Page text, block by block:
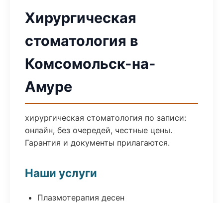
Хирургическая
стоматология в
Комсомольск-на-
Амуре
хирургическая стоматология по записи:
онлайн, без очередей, честные цены.
Гарантия и документы прилагаются.
Наши услуги
Плазмотерапия десен